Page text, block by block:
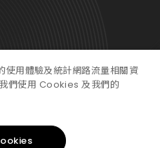
用體驗及統計網路流量相關資
們使用 Cookies 及我們的